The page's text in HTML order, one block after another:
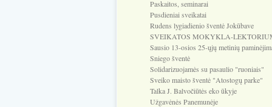
Paskaitos, seminarai
Pusdieniai sveikatai
Rudens lygiadienio šventė Jokūbave
SVEIKATOS MOKYKLA-
Sausio 13-osios 25-ųjų metinių
Sniego šventė
Solidarizuojamės su pasaulio "ruoniais"
Sveiko maisto šventė "Atostogų parke"
Talka J. Balvočiūtės eko ūkyje
Užgavėnės Panemunėje